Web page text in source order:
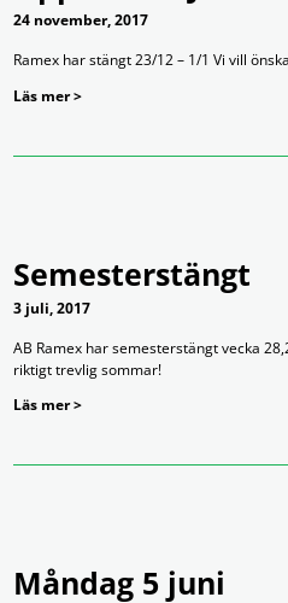
24 november, 2017
Ramex har stängt 23/12 – 1/1 Vi vill
Läs mer >
Semesterstängt
3 juli, 2017
AB Ramex har semesterstängt vecka
riktigt trevlig sommar!
Läs mer >
Måndag 5 juni